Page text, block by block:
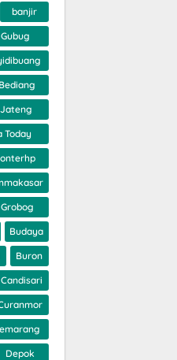
banjir
Bediang
Today
Budaya
Buron
Candisari
Depok